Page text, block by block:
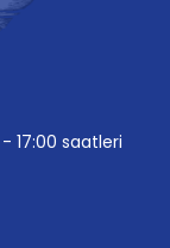
17:00 saatleri